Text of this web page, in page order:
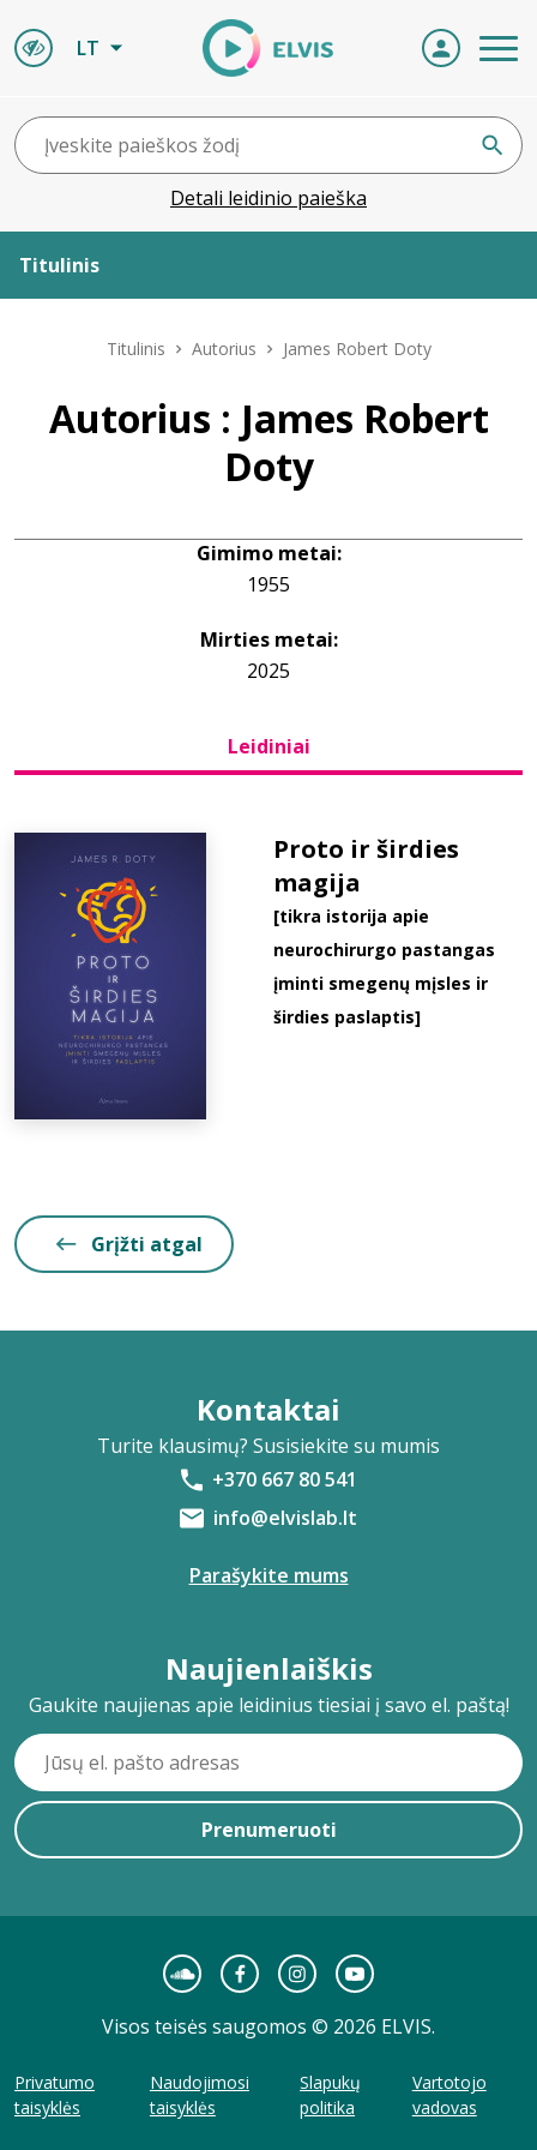
LT
Detali leidinio paieška
Titulinis
Leidiniai
Naujienos
Titulinis Autorius James Robert Doty
Autorius : James Robert
Doty
Gimimo metai:
1955
Mirties metai:
2025
Leidiniai
Proto ir širdies
magija
[tikra istorija apie
neurochirurgo pastangas
įminti smegenų mįsles ir
širdies paslaptis]
Grįžti atgal
Kontaktai
Turite klausimų? Susisiekite su mumis
+370 667 80 541
info@elvislab.lt
Parašykite mums
Naujienlaiškis
Gaukite naujienas apie leidinius tiesiai į savo el. paštą!
Prenumeruoti
Visos teisės saugomos © 2026 ELVIS.
Privatumo
taisyklės
Naudojimosi
taisyklės
Slapukų
politika
Vartotojo
vadovas